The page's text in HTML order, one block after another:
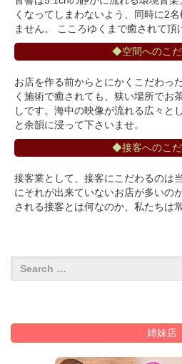
くなってしまわないよう、同時に2
ません。 こころゆくまで癒されて頂
◆空間へのこ
お店を作る前からとにかくこだわっ
く施術で癒されても、狭い場所でお
しです。海中の映像が流れる広々と
と余韻に浸って下さいませ。
◆接客へのこ
接客業として、接客にこだわるのは
にそれが出来ていないお店が多いの
される接客とは何なのか、私たちは
姉妹店